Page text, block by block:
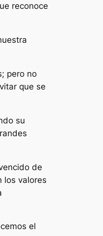
reconoce
pero no
que se
su
de
los valores
el